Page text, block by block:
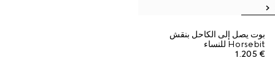
بوت يصل إلى الكاحل بنقش
Horsebit للنساء
€ 1.205